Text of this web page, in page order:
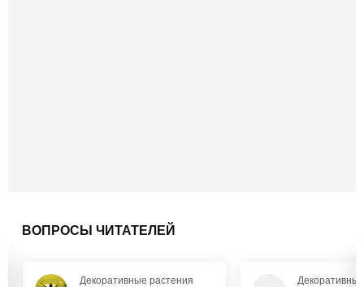
ВОПРОСЫ ЧИТАТЕЛЕЙ
Декоративные растения